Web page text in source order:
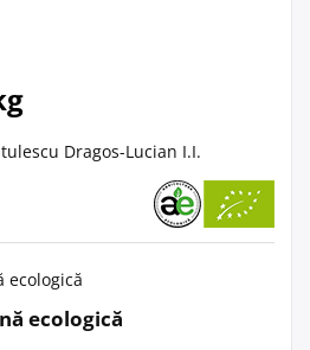
Dragos-Lucian I.I.
ecologică